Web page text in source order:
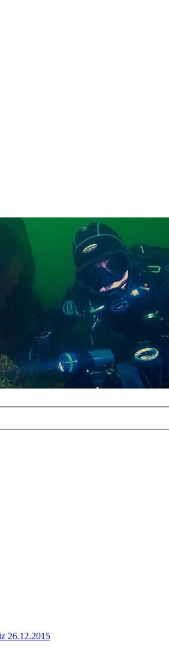
Forensystem
deralten
26.12.2015